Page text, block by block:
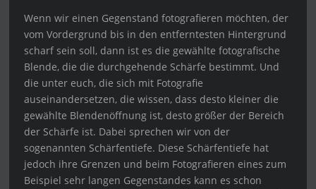
Wenn wir einen Gegenstand fotografieren möchten, der
vom Vordergrund bis in den entferntesten Hintergrund
scharf sein soll, dann ist es die gewählte fotografische
Blende, die die durchgehende Schärfe bestimmt. Und
die unter euch, die sich mit Fotografie
auseinandersetzen, die wissen, dass desto kleiner die
gewählte Blendenöffnung ist, desto größer der Bereich
der Schärfe ist. Dabei sprechen wir von der
sogenannten Schärfentiefe. Diese Schärfentiefe hat
jedoch ihre Grenzen und beim Fotografieren eines zum
Beispiel sehr langen Gegenstandes kann es schon